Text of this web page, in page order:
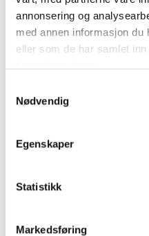
annonsering og
med annen informasjon du
eller som de har samlet
Nødvendig
Egenskaper
Statistikk
Markedsføring
Fishing Gear in box
In stock in62 store